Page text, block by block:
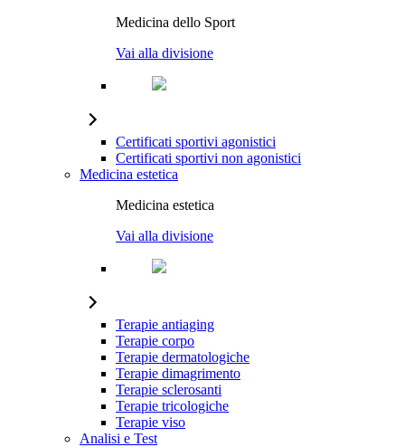
Medicina dello Sport
Vai alla divisione
Certificati sportivi agonistici
Certificati sportivi non agonistici
Medicina estetica
Medicina estetica
Vai alla divisione
Terapie antiaging
Terapie corpo
Terapie dermatologiche
Terapie dimagrimento
Terapie sclerosanti
Terapie tricologiche
Terapie viso
Analisi e Test